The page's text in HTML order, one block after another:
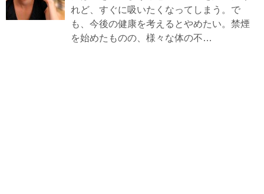
れど、すぐに吸いたくなってしまう。で
も、今後の健康を考えるとやめたい。禁煙
を始めたものの、様々な体の不…